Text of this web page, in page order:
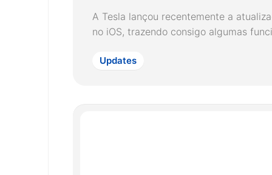
A Tesla lançou recentemente a
no iOS, trazendo consigo algumas
Updates